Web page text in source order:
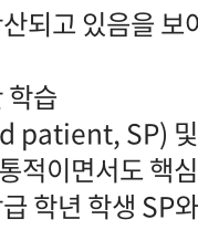
되고 있음을 보
학습
SP) 및
적이면서도 핵
학년 학생 SP